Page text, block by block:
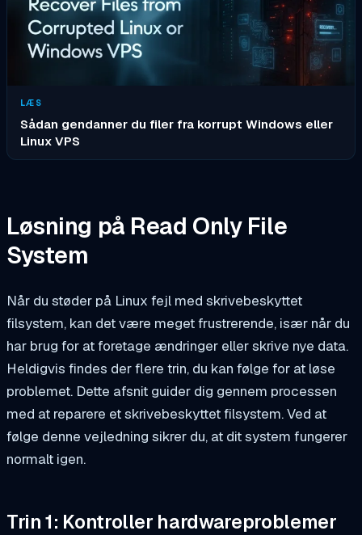
LÆS
Sådan gendanner du filer fra korrupt Windows eller
Linux VPS
Løsning på Read Only File
System
Når du støder på Linux fejl med skrivebeskyttet
filsystem, kan det være meget frustrerende, især når du
har brug for at foretage ændringer eller skrive nye data.
Heldigvis findes der flere trin, du kan følge for at løse
problemet. Dette afsnit guider dig gennem processen
med at reparere et skrivebeskyttet filsystem. Ved at
følge denne vejledning sikrer du, at dit system fungerer
normalt igen.
Trin 1: Kontroller hardwareproblemer